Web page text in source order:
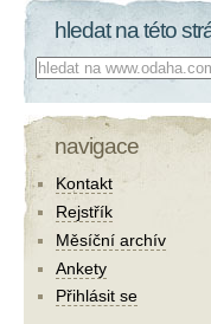
hledat na této
Co hledat:
navigace
Kontakt
Rejstřík
Měsíční archív
Ankety
Přihlásit se